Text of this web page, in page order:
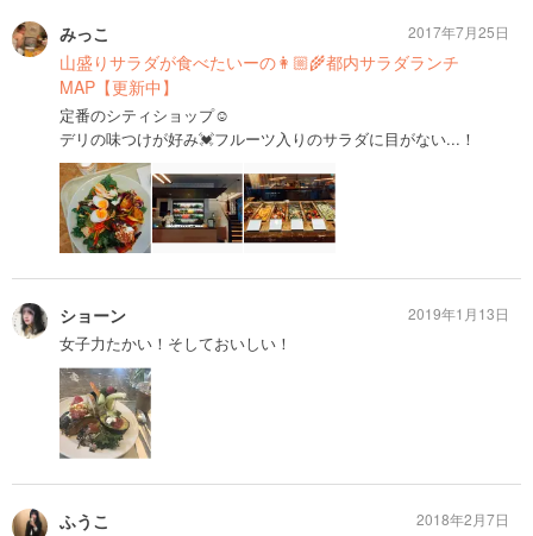
みっこ
山盛りサラダが食べたいーの👩🏼‍🌾都内サラダランチ
MAP【更新中】
定番のシティショップ☺️
デリの味つけが好み💓フルーツ入りのサラダに目がない...！
2017年7月25日
ショーン
女子力たかい！そしておいしい！
2019年1月13日
ふうこ 2018年2月7日